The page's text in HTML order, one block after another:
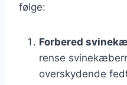
følge:
Forbered
rense
overskydende